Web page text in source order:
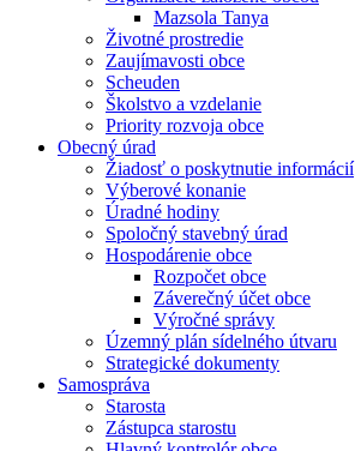
Mazsola Tanya
Životné prostredie
Zaujímavosti obce
Scheuden
Školstvo a vzdelanie
Priority rozvoja obce
Obecný úrad
Žiadosť o poskytnutie informácií
Výberové konanie
Úradné hodiny
Spoločný stavebný úrad
Hospodárenie obce
Rozpočet obce
Záverečný účet obce
Výročné správy
Územný plán sídelného útvaru
Strategické dokumenty
Samospráva
Starosta
Zástupca starostu